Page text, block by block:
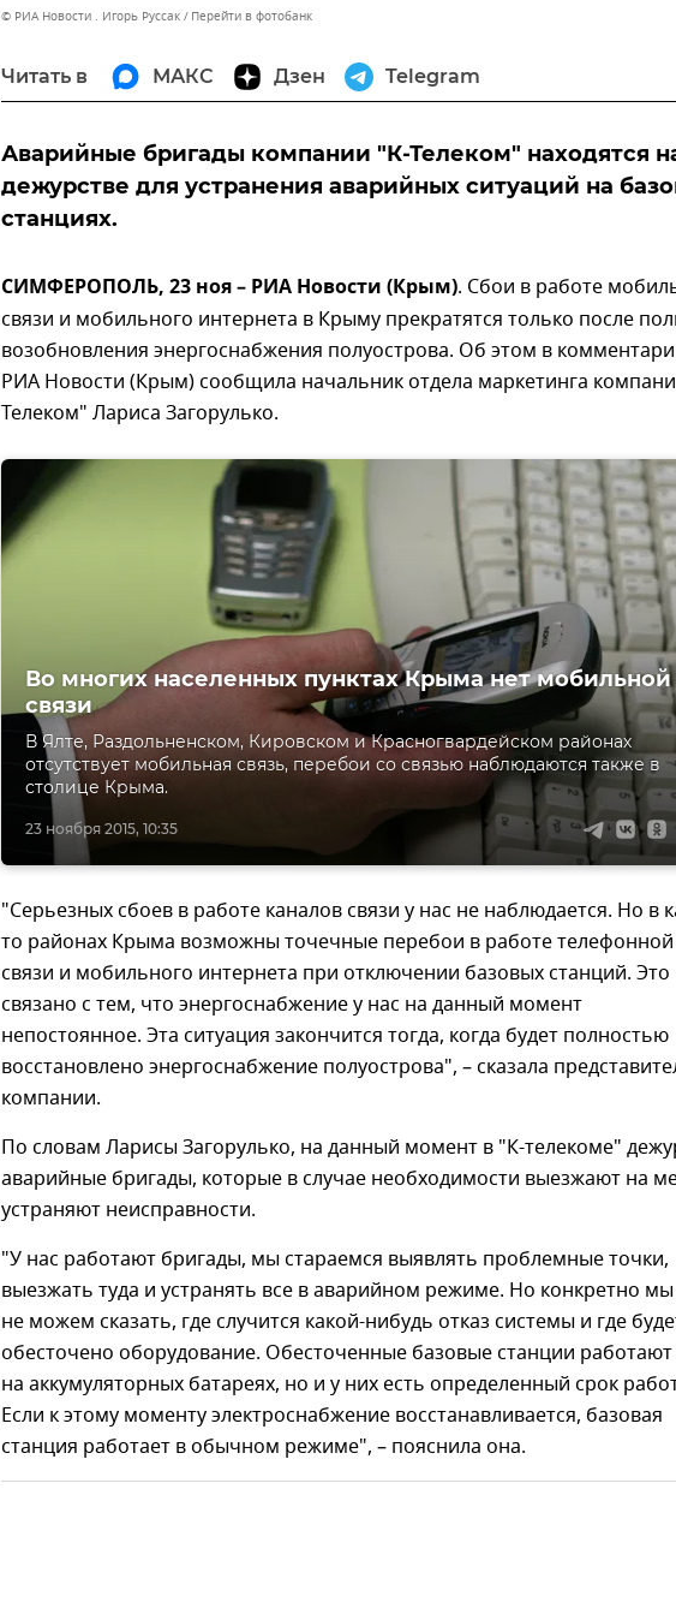
© РИА Новости . Игорь Руссак Перейти в фотобанк
Читать в МАКС Дзен Telegram
Аварийные бригады компании "К-Телеком" находятся
дежурстве для устранения аварийных ситуаций на
станциях.
СИМФЕРОПОЛЬ, 23 ноя – РИА Новости (Крым). Сбои в работе
связи и мобильного интернета в Крыму прекратятся только после
возобновления энергоснабжения полуострова. Об этом в
РИА Новости (Крым) сообщила начальник отдела маркетинга
Телеком" Лариса Загорулько.
23 ноября 2015, 10:35
Во многих населенных пунктах Крыма нет мобильной
связи
В Ялте, Раздольненском, Кировском и Красногвардейском районах
отсутствует мобильная связь, перебои со связью наблюдаются также в
столице Крыма.
"Серьезных сбоев в работе каналов связи у нас не наблюдается. Но в
то районах Крыма возможны точечные перебои в работе телефонной
связи и мобильного интернета при отключении базовых станций. Это
связано с тем, что энергоснабжение у нас на данный момент
непостоянное. Эта ситуация закончится тогда, когда будет полностью
восстановлено энергоснабжение полуострова", – сказала
компании.
По словам Ларисы Загорулько, на данный момент в "К-телекоме"
аварийные бригады, которые в случае необходимости выезжают на
устраняют неисправности.
"У нас работают бригады, мы стараемся выявлять проблемные точки,
выезжать туда и устранять все в аварийном режиме. Но конкретно мы
не можем сказать, где случится какой-нибудь отказ системы и где
обесточено оборудование. Обесточенные базовые станции работают
на аккумуляторных батареях, но и у них есть определенный срок
Если к этому моменту электроснабжение восстанавливается, базовая
станция работает в обычном режиме", – пояснила она.